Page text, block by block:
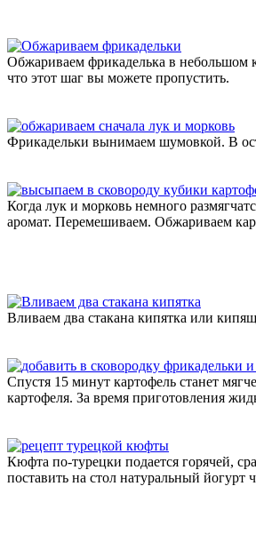
Обжариваем фрикаделька в небольшом
что этот шаг вы можете пропустить.
Фрикадельки вынимаем шумовкой. В
Когда лук и морковь немного
аромат. Перемешиваем. Обжариваем
Вливаем два стакана кипятка или
Спустя 15 минут картофель станет
картофеля. За время приготовления
Кюфта по-турецки подается горячей,
поставить на стол натуральный йогурт